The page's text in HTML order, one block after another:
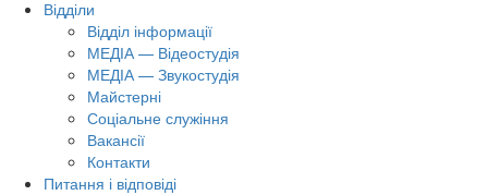
Відділи
Відділ інформації
МЕДІА — Відеостудія
МЕДІА — Звукостудія
Майстерні
Соціальне служіння
Вакансії
Контакти
Питання і відповіді